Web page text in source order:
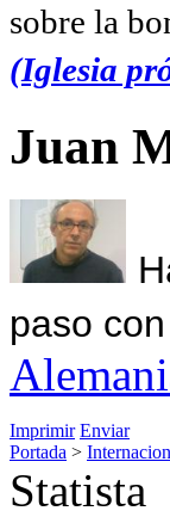
sobre la
(Iglesia
Juan
paso
Imprimir Enviar
Portada >
Statista